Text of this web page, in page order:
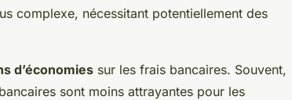
complexe, nécessitant potentiellement des
d’économies sur les frais bancaires. Souvent,
sont moins attrayantes pour les